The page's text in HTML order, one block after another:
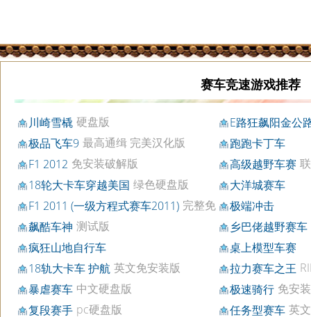
赛车竞速游戏推荐
川崎雪橇 硬盘版
E路狂飙阳金公
完美版
极品飞车9 最高通缉 完美汉化版
跑跑卡丁车
F1 2012 免安装破解版 高级越野车赛
18轮大卡车穿越美国 绿色硬盘版
大洋城赛车
F1 2011 (一级方程式赛车2011) 完整免
安装版
极端冲击
飙酷车神 测试版
乡巴佬越野赛车
版
疯狂山地自行车
桌上模型车赛
18轨大卡车 护航 英文免安装版 拉力赛车之王
暴虐赛车 中文硬盘版 极速骑行 免安
复段赛手 pc硬盘版 任务型赛车 英